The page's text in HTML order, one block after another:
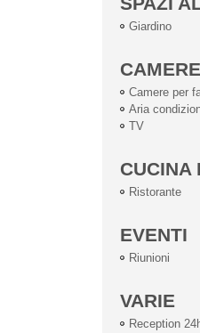
Giardino
CAMERE
Camere per
Aria
TV
CUCINA
Ristorante
EVENTI
Riunioni
VARIE
Reception